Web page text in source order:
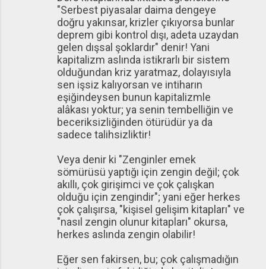
"Serbest piyasalar daima dengeye
doğru yakınsar, krizler çıkıyorsa bunlar
deprem gibi kontrol dışı, adeta uzaydan
gelen dışsal şoklardır" denir! Yani
kapitalizm aslında istikrarlı bir sistem
olduğundan kriz yaratmaz, dolayısıyla
sen işsiz kalıyorsan ve intiharın
eşiğindeysen bunun kapitalizmle
alâkası yoktur; ya senin tembelliğin ve
beceriksizliğinden ötürüdür ya da
sadece talihsizliktir!
Veya denir ki "Zenginler emek
sömürüsü yaptığı için zengin değil; çok
akıllı, çok girişimci ve çok çalışkan
olduğu için zengindir"; yani eğer herkes
çok çalışırsa, "kişisel gelişim kitapları" ve
"nasıl zengin olunur kitapları" okursa,
herkes aslında zengin olabilir!
Eğer sen fakirsen, bu; çok çalışmadığın